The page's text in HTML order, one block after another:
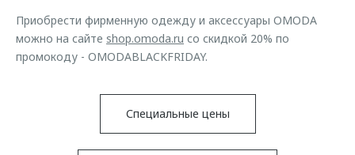
Приобрести фирменную одежду и аксессуары OMODA
можно на сайте shop.omoda.ru со скидкой 20% по
промокоду - OMODABLACKFRIDAY.
Специальные цены